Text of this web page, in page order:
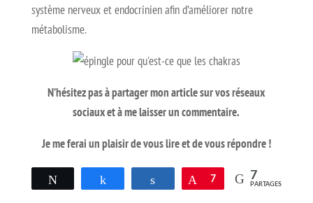
système nerveux et endocrinien afin d’améliorer notre
métabolisme.
N’hésitez pas à partager mon article sur vos réseaux
sociaux et à me laisser un commentaire.
Je me ferai un plaisir de vous lire et de vous répondre !
Tweetez Partagez Partagez Épingle
7 7
PARTAGES